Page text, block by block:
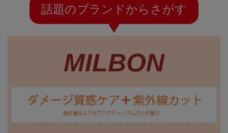
話題のブランドからさがす
MILBON